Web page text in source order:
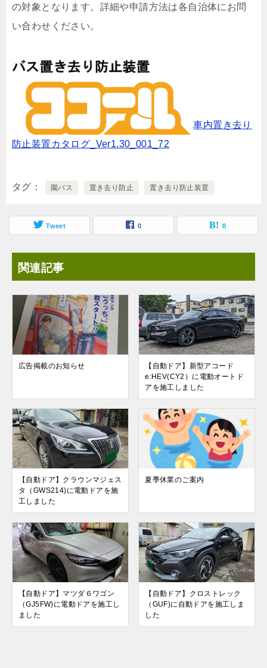
の対象となります。詳細や申請方法は各自治体にお問
い合わせください。
車内置き去り
防止装置カタログ_Ver1.30_001_72
タグ 園バス 置き去り防止 置き去り防止装置
Tweet 0 0
関連記事
広告掲載のお知らせ
【自動ドア】新型アコード
e:HEV(CY2）に電動オートド
アを施工しました
【自動ドア】クラウンマジェス
タ（GWS214)に電動ドアを施
工しました
夏季休業のご案内
【自動ドア】マツダ６ワゴン
（GJ5FW)に電動ドアを施工し
ました
【自動ドア】クロストレック
（GUF)に自動ドアを施工しま
した